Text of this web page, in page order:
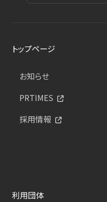
トップページ
お知らせ
PRTIMES
採用情報
利用団体